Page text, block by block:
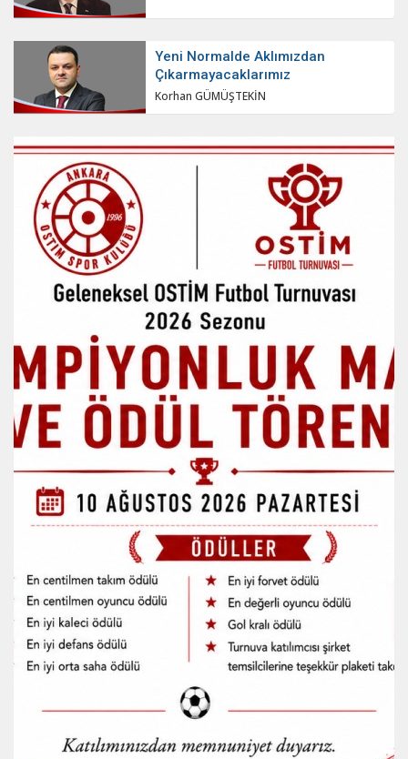
Yeni Normalde Aklımızdan
Çıkarmayacaklarımız
Korhan GÜMÜŞTEKİN